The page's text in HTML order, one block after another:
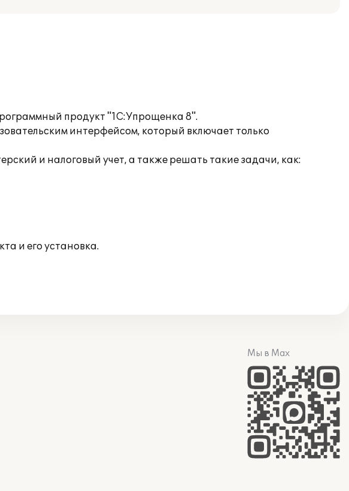
продукт "1С:Упрощенка 8".
интерфейсом, который включает только
и налоговый учет, а также решать такие задачи, как:
и его установка.
Мы в Max